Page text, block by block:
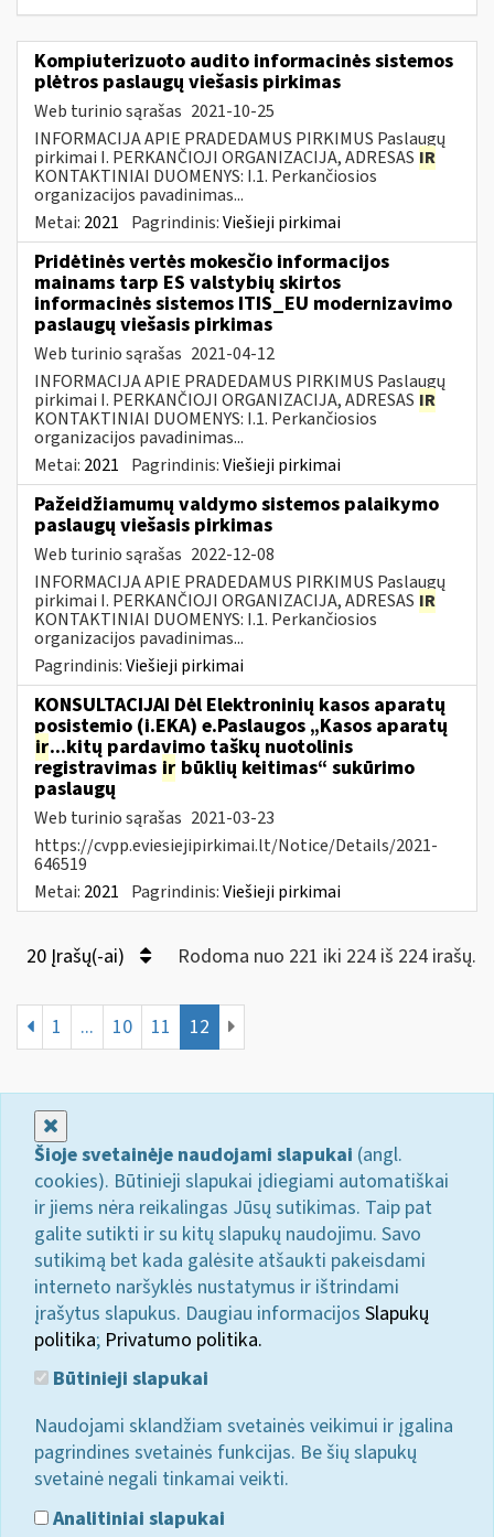
Kompiuterizuoto audito informacinės sistemos
plėtros paslaugų viešasis pirkimas
Web turinio sąrašas 2021-10-25
INFORMACIJA APIE PRADEDAMUS PIRKIMUS Paslaugų
pirkimai I. PERKANČIOJI ORGANIZACIJA, ADRESAS IR
KONTAKTINIAI DUOMENYS: I.1. Perkančiosios
organizacijos pavadinimas...
Metai: 2021 Pagrindinis:Viešieji pirkimai
Pridėtinės vertės mokesčio informacijos
mainams tarp ES valstybių skirtos
informacinės sistemos ITIS_EU modernizavimo
paslaugų viešasis pirkimas
Web turinio sąrašas 2021-04-12
INFORMACIJA APIE PRADEDAMUS PIRKIMUS Paslaugų
pirkimai I. PERKANČIOJI ORGANIZACIJA, ADRESAS IR
KONTAKTINIAI DUOMENYS: I.1. Perkančiosios
organizacijos pavadinimas...
Metai: 2021 Pagrindinis:Viešieji pirkimai
Pažeidžiamumų valdymo sistemos palaikymo
paslaugų viešasis pirkimas
Web turinio sąrašas 2022-12-08
INFORMACIJA APIE PRADEDAMUS PIRKIMUS Paslaugų
pirkimai I. PERKANČIOJI ORGANIZACIJA, ADRESAS IR
KONTAKTINIAI DUOMENYS: I.1. Perkančiosios
organizacijos pavadinimas...
Pagrindinis:Viešieji pirkimai
KONSULTACIJAI Dėl Elektroninių kasos aparatų
posistemio (i.EKA) e.Paslaugos „Kasos aparatų
ir...kitų pardavimo taškų nuotolinis
registravimas ir būklių keitimas“ sukūrimo
paslaugų
Web turinio sąrašas 2021-03-23
https://cvpp.eviesiejipirkimai.lt/Notice/Details/2021-
646519
Metai: 2021 Pagrindinis:Viešieji pirkimai
20 Įrašų(-ai) Rodoma nuo 221 iki 224 iš 224 irašų.
1 ... 10 11 12
Šioje svetainėje naudojami slapukai (angl.
cookies). Būtinieji slapukai įdiegiami automatiškai
ir jiems nėra reikalingas Jūsų sutikimas. Taip pat
galite sutikti ir su kitų slapukų naudojimu. Savo
sutikimą bet kada galėsite atšaukti pakeisdami
interneto naršyklės nustatymus ir ištrindami
įrašytus slapukus. Daugiau informacijos Slapukų
politika; Privatumo politika.
Būtinieji slapukai
Naudojami sklandžiam svetainės veikimui ir įgalina
pagrindines svetainės funkcijas. Be šių slapukų
svetainė negali tinkamai veikti.
Analitiniai slapukai